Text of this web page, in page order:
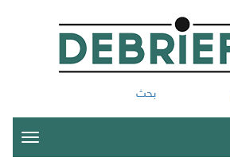
بحث